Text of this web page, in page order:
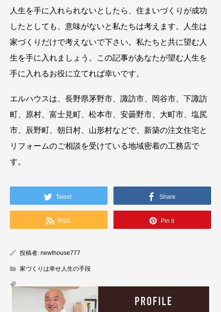
人生を手に入れられないとしたら、住まいづくりが成功
したとしても、意味がないと私たちは考えます。人生は
家づくりだけで考えないで下さい。私たちと共に望む人
生を手に入れましょう。この記事があなたが望む人生を
手に入れるお役に立てれば幸いです。
エルハウスは、長野県茅野市、諏訪市、岡谷市、下諏訪
町、原村、富士見町、松本市、安曇野市、大町市、塩尻
市、辰野町、朝日村、山形村などで、新築の注文住宅と
リフォームのご相談を受けている地域密着の工務店で
す。
Tweet Share
RSS Pin it
投稿者: newlhouse777
家づくりは幸せ人生の手段